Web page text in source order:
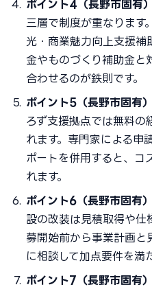
ポイント4（長野市固有
三層で制度が重なります
光・商業魅力向上支援補
金やものづくり補助金と
合わせるのが鉄則です。
ポイント5（長野市固有）
ろず支援拠点では無料の
れます。専門家による申
ポートを併用すると、コ
れます。
ポイント6（長野市固有）
設の改装は見積取得や仕
募開始前から事業計画と
に相談して加点要件を満
ポイント7（長野市固有）